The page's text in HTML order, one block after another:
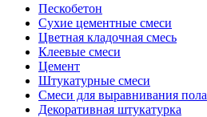
Пескобетон
Сухие цементные смеси
Цветная кладочная смесь
Клеевые смеси
Цемент
Штукатурные смеси
Смеси для выравнивания пола
Декоративная штукатурка